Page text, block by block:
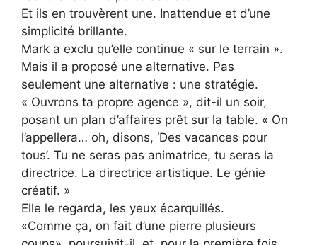
Et ils en trouvèrent une. Inattendue et d’une
simplicité brillante.
Mark a exclu qu’elle continue « sur le terrain ».
Mais il a proposé une alternative. Pas
seulement une alternative : une stratégie.
« Ouvrons ta propre agence », dit-il un soir,
posant un plan d’affaires prêt sur la table. « On
l’appellera… oh, disons, ‘Des vacances pour
tous’. Tu ne seras pas animatrice, tu seras la
directrice. La directrice artistique. Le génie
créatif. »
Elle le regarda, les yeux écarquillés.
«Comme ça, on fait d’une pierre plusieurs